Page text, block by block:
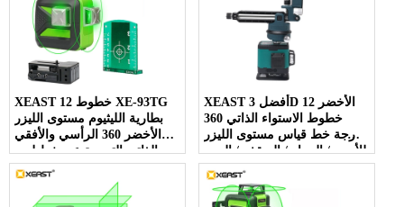
XEAST 12 خطوط XE-93TG
بطارية الليثيوم مستوى الليزر
الأخضر 360 الرأسي والأفقي
الذاتي التسوية عبر خط ليزر
مستوى 3D
XEAST أفضل 3D الأخضر 12
خطوط الاستواء الذاتي 360
درجة خط قياس مستوى الليزر
للأرض / الجدار / السقف / الدرج
الديكور